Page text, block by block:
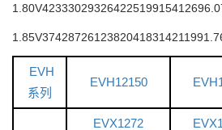
1.80V42333029326422519915412696.0
1.85V374287261 23820418314211991.7
EVH
系列
EVH12150
EVX1272